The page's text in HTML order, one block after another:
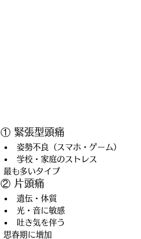
① 緊張型頭痛
姿勢不良（スマホ・ゲーム）
学校・家庭のストレス
最も多いタイプ
② 片頭痛
遺伝・体質
光・音に敏感
吐き気を伴う
思春期に増加